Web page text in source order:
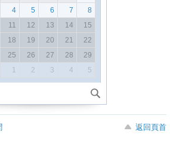
4 5 6 7
8
11 12 13 14
15
18 19 20 21
22
25 26 27 28
29
1 2 3 4 5
返回頁首